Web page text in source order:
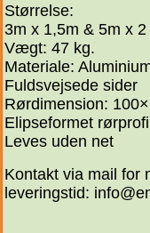
Størrelse:
3m x 1,5m & 5m x
Vægt: 47 kg.
Materiale:
Fuldsvejsede sider
Rørdimension:
Elipseformet
Leves uden net
Kontakt via mail for
leveringstid: